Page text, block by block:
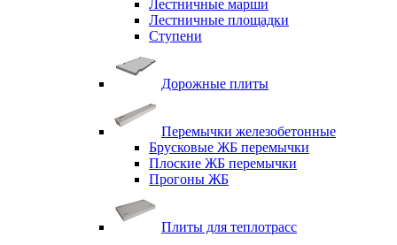
Лестничные марши
Лестничные площадки
Ступени
Дорожные плиты
Перемычки железобетонные
Брусковые ЖБ перемычки
Плоские ЖБ перемычки
Прогоны ЖБ
Плиты для теплотрасс